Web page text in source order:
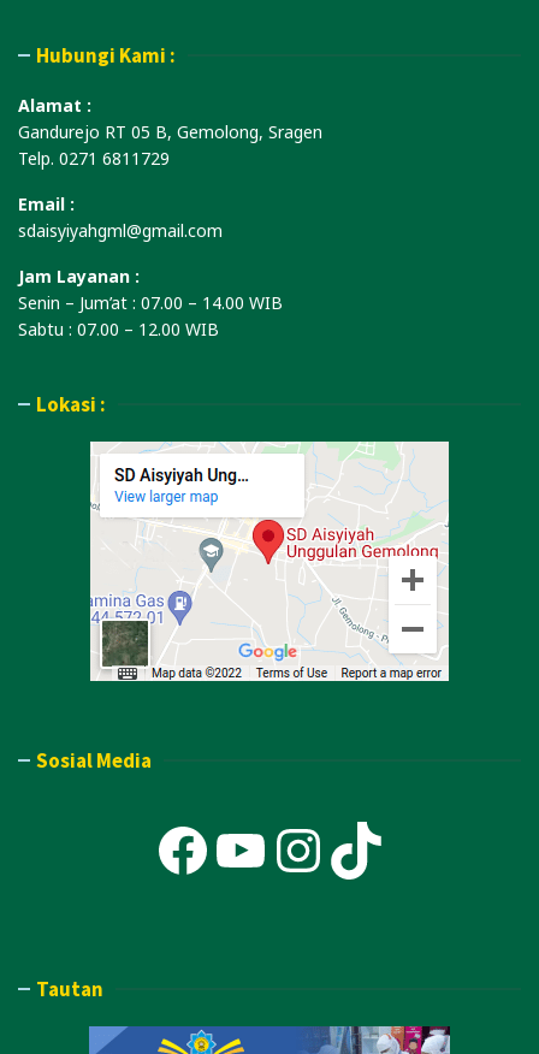
Hubungi Kami :
Alamat :
Gandurejo RT 05 B, Gemolong, Sragen
Telp. 0271 6811729
Email :
sdaisyiyahgml@gmail.com
Jam Layanan :
Senin – Jum’at : 07.00 – 14.00 WIB
Sabtu : 07.00 – 12.00 WIB
Lokasi :
Sosial Media
Facebook
YouTube
TikTok
Tautan